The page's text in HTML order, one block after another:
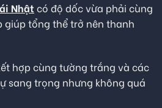
Nhật có độ dốc vừa phải cùng
giúp tổng thể trở nên thanh
hợp cùng tường trắng và các
sang trọng nhưng không quá